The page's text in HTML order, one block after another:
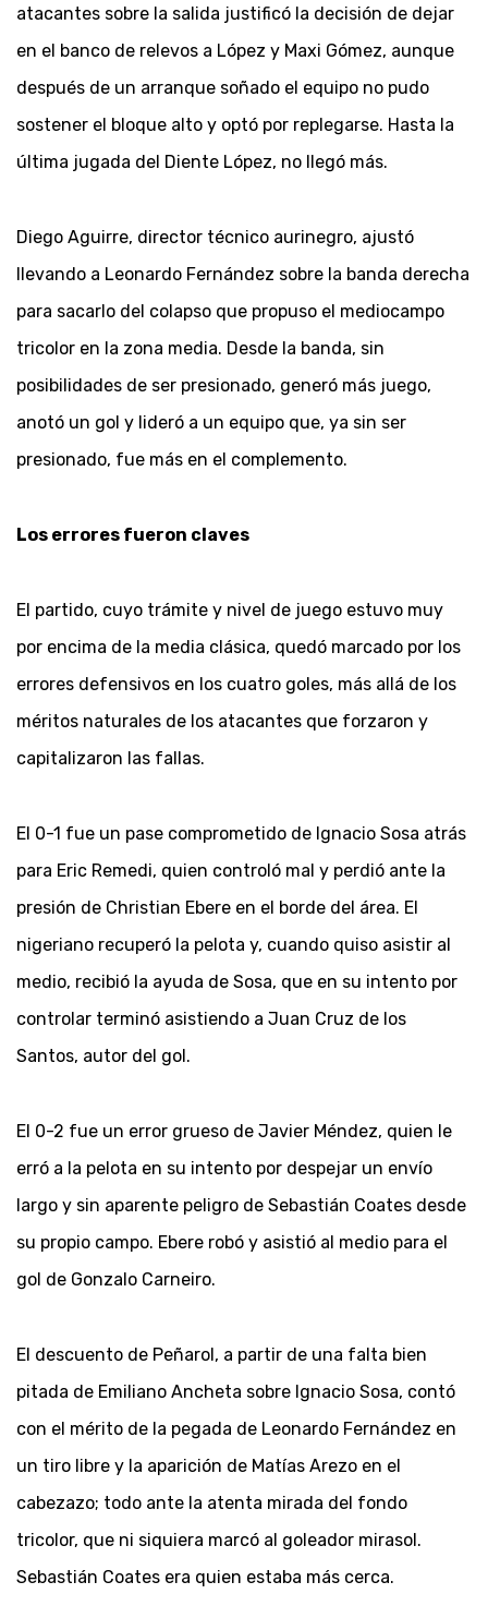
atacantes sobre la salida justificó la decisión de dejar
en el banco de relevos a López y Maxi Gómez, aunque
después de un arranque soñado el equipo no pudo
sostener el bloque alto y optó por replegarse. Hasta la
última jugada del Diente López, no llegó más.
Diego Aguirre, director técnico aurinegro, ajustó
llevando a Leonardo Fernández sobre la banda derecha
para sacarlo del colapso que propuso el mediocampo
tricolor en la zona media. Desde la banda, sin
posibilidades de ser presionado, generó más juego,
anotó un gol y lideró a un equipo que, ya sin ser
presionado, fue más en el complemento.
Los errores fueron claves
El partido, cuyo trámite y nivel de juego estuvo muy
por encima de la media clásica, quedó marcado por los
errores defensivos en los cuatro goles, más allá de los
méritos naturales de los atacantes que forzaron y
capitalizaron las fallas.
El 0-1 fue un pase comprometido de Ignacio Sosa atrás
para Eric Remedi, quien controló mal y perdió ante la
presión de Christian Ebere en el borde del área. El
nigeriano recuperó la pelota y, cuando quiso asistir al
medio, recibió la ayuda de Sosa, que en su intento por
controlar terminó asistiendo a Juan Cruz de los
Santos, autor del gol.
El 0-2 fue un error grueso de Javier Méndez, quien le
erró a la pelota en su intento por despejar un envío
largo y sin aparente peligro de Sebastián Coates desde
su propio campo. Ebere robó y asistió al medio para el
gol de Gonzalo Carneiro.
El descuento de Peñarol, a partir de una falta bien
pitada de Emiliano Ancheta sobre Ignacio Sosa, contó
con el mérito de la pegada de Leonardo Fernández en
un tiro libre y la aparición de Matías Arezo en el
cabezazo; todo ante la atenta mirada del fondo
tricolor, que ni siquiera marcó al goleador mirasol.
Sebastián Coates era quien estaba más cerca.